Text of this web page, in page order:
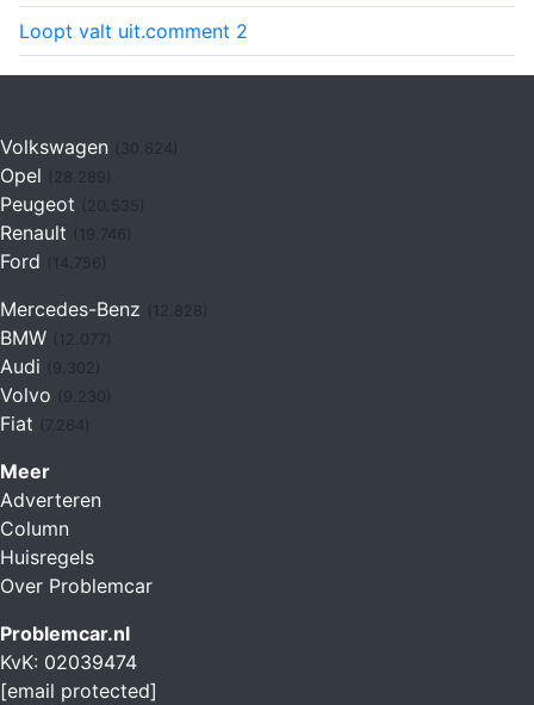
Loopt valt uit.comment 2
Volkswagen (30.624)
Opel
Peugeot
Renault (19.746)
Ford (14.756)
Mercedes-Benz
BMW
Audi
Volvo
Fiat (7.264)
Meer
Adverteren
Column
Huisregels
Over Problemcar
Problemcar.nl
KvK: 02039474
[email protected]